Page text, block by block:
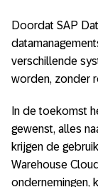
Doordat SAP
verschillende
worden, zonder
In de toekomst
gewenst, alles
krijgen de
Warehouse
ondernemingen,